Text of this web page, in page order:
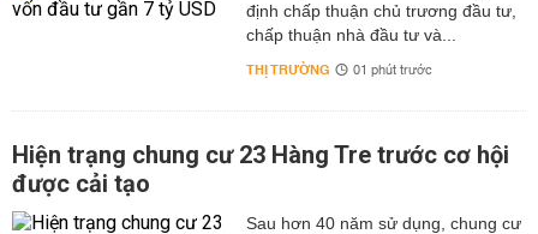
định chấp thuận chủ trương đầu tư,
chấp thuận nhà đầu tư và...
THỊ TRƯỜNG 01 phút trước
Hiện trạng chung cư 23 Hàng Tre trước cơ hội
được cải tạo
Sau hơn 40 năm sử dụng, chung cư